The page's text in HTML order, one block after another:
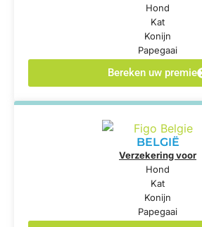
Hond
Kat
Konijn
Papegaai
Bereken uw premie
BELGIË
Verzekering voor
Hond
Kat
Konijn
Papegaai